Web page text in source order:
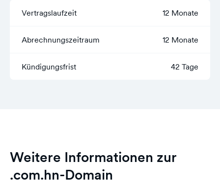
Vertragslaufzeit 12 Monate
Abrechnungszeitraum 12 Monate
Kündigungsfrist 42 Tage
Weitere Informationen zur
.com.hn-Domain